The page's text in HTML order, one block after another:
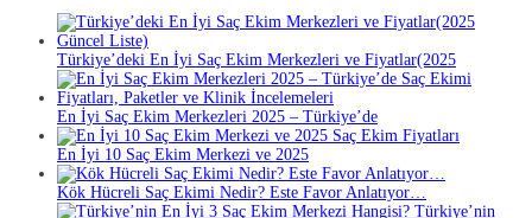
Türkiye’deki En İyi Saç Ekim Merkezleri ve Fiyatlar(2025
En İyi Saç Ekim Merkezleri 2025 – Türkiye’de
En İyi 10 Saç Ekim Merkezi ve 2025
Kök Hücreli Saç Ekimi Nedir? Este Favor Anlatıyor…